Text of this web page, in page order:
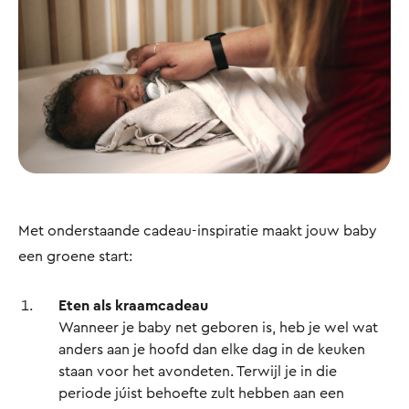
Met onderstaande cadeau-inspiratie maakt jouw baby
een groene start:
Eten als kraamcadeau
Wanneer je baby net geboren is, heb je wel wat
anders aan je hoofd dan elke dag in de keuken
staan voor het avondeten. Terwijl je in die
periode júist behoefte zult hebben aan een